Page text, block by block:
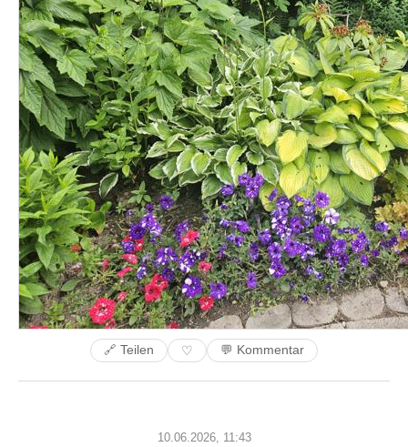
🔗 Teilen ♡ 💬 Kommentar
10.06.2026, 11:43